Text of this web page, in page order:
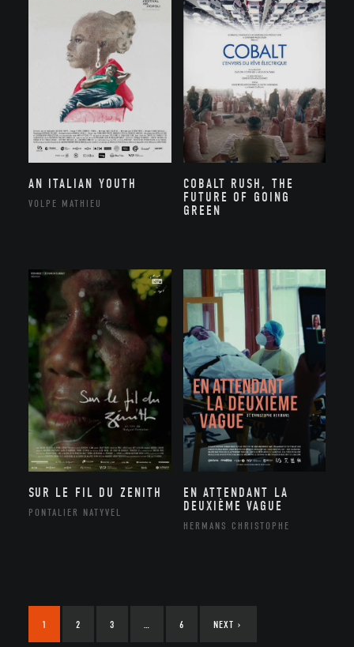
AN ITALIAN YOUTH
VOLPE MATHIEU
COBALT RUSH, THE
FUTURE OF GOING
GREEN
SUR LE FIL DU ZENITH
PONTALIER NATYVEL
EN ATTENDANT LA
DEUXIÈME VAGUE
HERMANS CHRISTOPHE
1 2 3 6 NEXT ›